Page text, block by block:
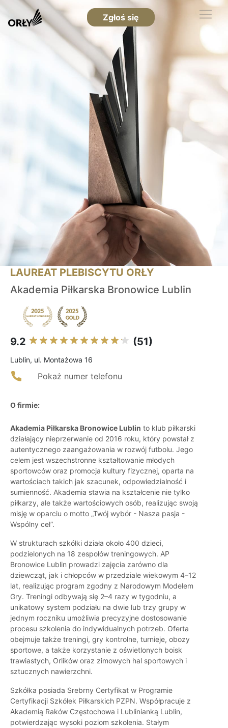
Zgłoś się
LAUREAT PLEBISCYTU ORŁY
Akademia Piłkarska Bronowice Lublin
9.2 (51)
Lublin, ul. Montażowa 16
Pokaż numer telefonu
O firmie:
Akademia Piłkarska Bronowice Lublin to klub piłkarski
działający nieprzerwanie od 2016 roku, który powstał z
autentycznego zaangażowania w rozwój futbolu. Jego
celem jest wszechstronne kształtowanie młodych
sportowców oraz promocja kultury fizycznej, oparta na
wartościach takich jak szacunek, odpowiedzialność i
sumienność. Akademia stawia na kształcenie nie tylko
piłkarzy, ale także wartościowych osób, realizując swoją
misję w oparciu o motto „Twój wybór - Nasza pasja -
Wspólny cel”.
W strukturach szkółki działa około 400 dzieci,
podzielonych na 18 zespołów treningowych. AP
Bronowice Lublin prowadzi zajęcia zarówno dla
dziewcząt, jak i chłopców w przedziale wiekowym 4–12
lat, realizując program zgodny z Narodowym Modelem
Gry. Treningi odbywają się 2–4 razy w tygodniu, a
unikatowy system podziału na dwie lub trzy grupy w
jednym roczniku umożliwia precyzyjne dostosowanie
procesu szkolenia do indywidualnych potrzeb. Oferta
obejmuje także treningi, gry kontrolne, turnieje, obozy
sportowe, a także korzystanie z oświetlonych boisk
trawiastych, Orlików oraz zimowych hal sportowych i
sztucznych nawierzchni.
Szkółka posiada Srebrny Certyfikat w Programie
Certyfikacji Szkółek Piłkarskich PZPN. Współpracuje z
Akademią Raków Częstochowa i Lublinianką Lublin,
potwierdzając wysoki poziom szkolenia. Stałym